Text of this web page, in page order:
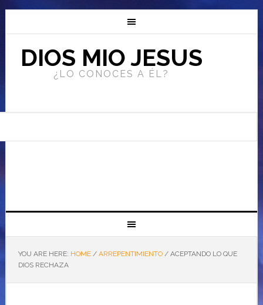
DIOS MIO JESUS
¿LO CONOCES A ÉL?
YOU ARE HERE: HOME / ARREPENTIMIENTO /ACEPTANDO LO QUE
DIOS RECHAZA